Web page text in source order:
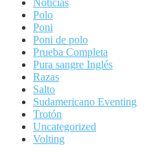
Noticias
Polo
Poni
Poni de polo
Prueba Completa
Pura sangre Inglés
Razas
Salto
Sudamericano Eventing
Trotón
Uncategorized
Volting